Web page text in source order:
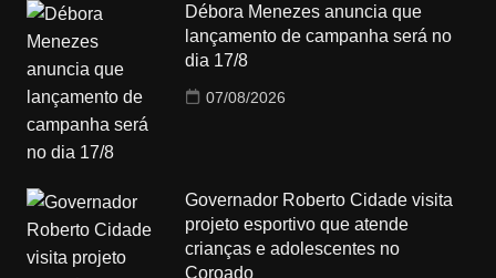
Débora Menezes anuncia que
lançamento de campanha será no
dia 17/8
07/08/2026
Governador Roberto Cidade visita
projeto esportivo que atende
crianças e adolescentes no
Coroado